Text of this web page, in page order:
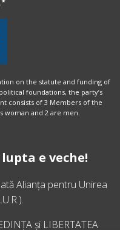
on the statute and funding of
foundations, the party’s
consists of 3 Members of the
woman and 2 are men.
e veche!
Alianța pentru Unirea
și LIBERTATEA